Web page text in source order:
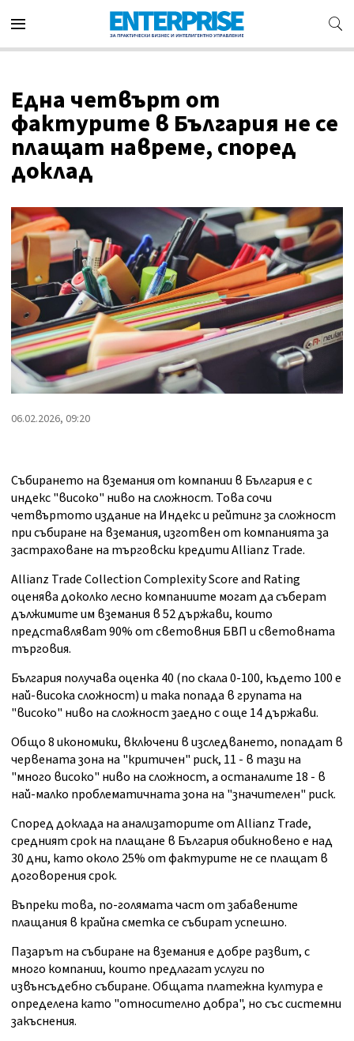
Една четвърт от
фактурите в България не се
плащат навреме, според
доклад
06.02.2026, 09:20
Събирането на вземания от компании в България е с
индекс "високо" ниво на сложност. Това сочи
четвъртото издание на Индекс и рейтинг за сложност
при събиране на вземания, изготвен от компанията за
застраховане на търговски кредити Allianz Trade.
Allianz Trade Collection Complexity Score and Rating
оценява доколко лесно компаниите могат да съберат
дължимите им вземания в 52 държави, които
представляват 90% от световния БВП и световната
търговия.
България получава оценка 40 (по скала 0-100, където 100 е
най-висока сложност) и така попада в групата на
"високо" ниво на сложност заедно с още 14 държави.
Общо 8 икономики, включени в изследването, попадат в
червената зона на "критичен" риск, 11 - в тази на
"много високо" ниво на сложност, а останалите 18 - в
най-малко проблематичната зона на "значителен" риск.
Според доклада на анализаторите от Allianz Trade,
средният срок на плащане в България обикновено е над
30 дни, като около 25% от фактурите не се плащат в
договорения срок.
Въпреки това, по-голямата част от забавените
плащания в крайна сметка се събират успешно.
Пазарът на събиране на вземания е добре развит, с
много компании, които предлагат услуги по
извънсъдебно събиране. Общата платежна култура е
определена като "относително добра", но със системни
закъснения.